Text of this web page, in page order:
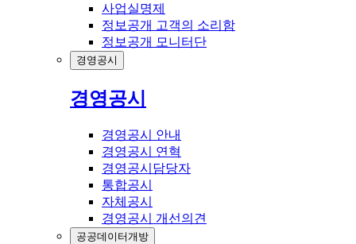
사업실명제
정보공개 고객의 소리함
정보공개 모니터단
경영공시
경영공시
경영공시 안내
경영공시 연혁
경영공시담당자
통합공시
자체공시
경영공시 개선의견
공공데이터개방